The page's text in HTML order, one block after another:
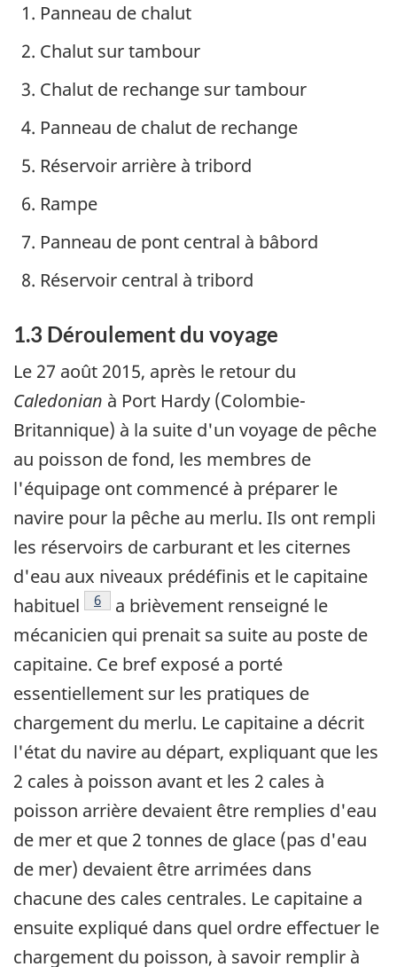
Panneau de chalut
Chalut sur tambour
Chalut de rechange sur tambour
Panneau de chalut de rechange
Réservoir arrière à tribord
Rampe
Panneau de pont central à bâbord
Réservoir central à tribord
1.3 Déroulement du voyage
Le 27 août 2015, après le retour du
Caledonian à Port Hardy (Colombie-
Britannique) à la suite d'un voyage de pêche
au poisson de fond, les membres de
l'équipage ont commencé à préparer le
navire pour la pêche au merlu. Ils ont rempli
les réservoirs de carburant et les citernes
d'eau aux niveaux prédéfinis et le capitaine
habituel
Note de bas de page
6
a brièvement renseigné le
mécanicien qui prenait sa suite au poste de
capitaine. Ce bref exposé a porté
essentiellement sur les pratiques de
chargement du merlu. Le capitaine a décrit
l'état du navire au départ, expliquant que les
2 cales à poisson avant et les 2 cales à
poisson arrière devaient être remplies d'eau
de mer et que 2 tonnes de glace (pas d'eau
de mer) devaient être arrimées dans
chacune des cales centrales. Le capitaine a
ensuite expliqué dans quel ordre effectuer le
chargement du poisson, à savoir remplir à